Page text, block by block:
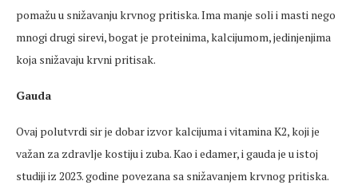
pomažu u snižavanju krvnog pritiska. Ima manje soli i masti nego
mnogi drugi sirevi, bogat je proteinima, kalcijumom, jedinjenjima
koja snižavaju krvni pritisak.
Gauda
Ovaj polutvrdi sir je dobar izvor kalcijuma i vitamina K2, koji je
važan za zdravlje kostiju i zuba. Kao i edamer, i gauda je u istoj
studiji iz 2023. godine povezana sa snižavanjem krvnog pritiska.